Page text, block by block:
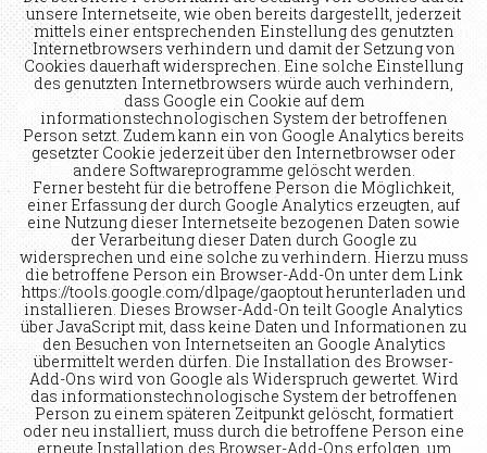
unsere Internetseite, wie oben bereits dargestellt, jederzeit
mittels einer entsprechenden Einstellung des genutzten
Internetbrowsers verhindern und damit der Setzung von
Cookies dauerhaft widersprechen. Eine solche Einstellung
des genutzten Internetbrowsers würde auch verhindern,
dass Google ein Cookie auf dem
informationstechnologischen System der betroffenen
Person setzt. Zudem kann ein von Google Analytics bereits
gesetzter Cookie jederzeit über den Internetbrowser oder
andere Softwareprogramme gelöscht werden.
Ferner besteht für die betroffene Person die Möglichkeit,
einer Erfassung der durch Google Analytics erzeugten, auf
eine Nutzung dieser Internetseite bezogenen Daten sowie
der Verarbeitung dieser Daten durch Google zu
widersprechen und eine solche zu verhindern. Hierzu muss
die betroffene Person ein Browser-Add-On unter dem Link
https://tools.google.com/dlpage/gaoptout herunterladen und
installieren. Dieses Browser-Add-On teilt Google Analytics
über JavaScript mit, dass keine Daten und Informationen zu
den Besuchen von Internetseiten an Google Analytics
übermittelt werden dürfen. Die Installation des Browser-
Add-Ons wird von Google als Widerspruch gewertet. Wird
das informationstechnologische System der betroffenen
Person zu einem späteren Zeitpunkt gelöscht, formatiert
oder neu installiert, muss durch die betroffene Person eine
erneute Installation des Browser-Add-Ons erfolgen, um